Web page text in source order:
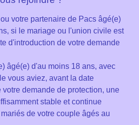
votre partenaire de Pacs âgé(e)
si le mariage ou l'union civile est
d'introduction de votre demande
âgé(e) d'au moins 18 ans, avec
vous aviez, avant la date
votre demande de protection, une
stable et continue
de votre couple âgés au